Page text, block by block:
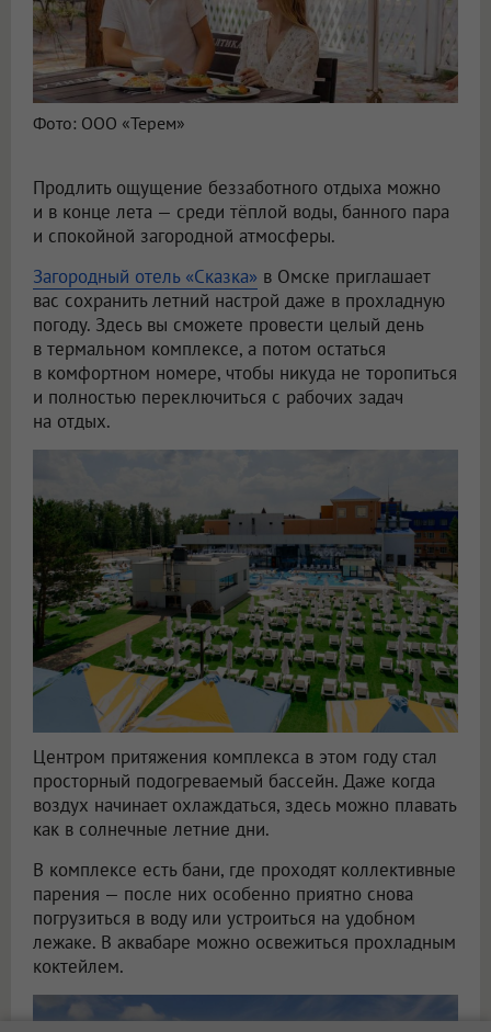
Фото: ООО «Терем»
Продлить ощущение беззаботного отдыха можно
и в конце лета — среди тёплой воды, банного пара
и спокойной загородной атмосферы.
Загородный отель «Сказка» в Омске приглашает
вас сохранить летний настрой даже в прохладную
погоду. Здесь вы сможете провести целый день
в термальном комплексе, а потом остаться
в комфортном номере, чтобы никуда не торопиться
и полностью переключиться с рабочих задач
на отдых.
Центром притяжения комплекса в этом году стал
просторный подогреваемый бассейн. Даже когда
воздух начинает охлаждаться, здесь можно плавать
как в солнечные летние дни.
В комплексе есть бани, где проходят коллективные
парения — после них особенно приятно снова
погрузиться в воду или устроиться на удобном
лежаке. В аквабаре можно освежиться прохладным
коктейлем.